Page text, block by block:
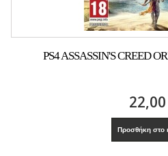
PS4 ASSASSIN'S CREED
Προσθήκη στο